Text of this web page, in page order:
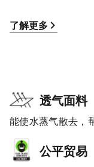
了解更多
透气面料
能使水蒸气散去，
公平贸易